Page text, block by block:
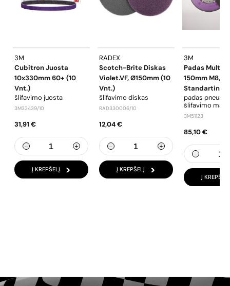
3M
Cubitron Juosta
10x330mm 60+ (10
Vnt.)
šlifavimo juosta
3M33439/10
31,91 €
Į KREPŠELĮ
RADEX
Scotch-Brite Diskas
Violet.VF, Ø150mm (10
Vnt.)
šlifavimo diskas
RAD330006/10
12,04 €
Į KREPŠELĮ
3M
Padas
150mm M8,
Standartinis
padas
šlifavimo
3M51123
85,10 €
Į KREPŠELĮ